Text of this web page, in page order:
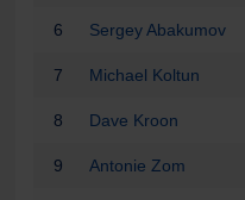
6 Sergey Abakumov
7 Michael Koltun
8 Dave Kroon
9 Antonie Zom